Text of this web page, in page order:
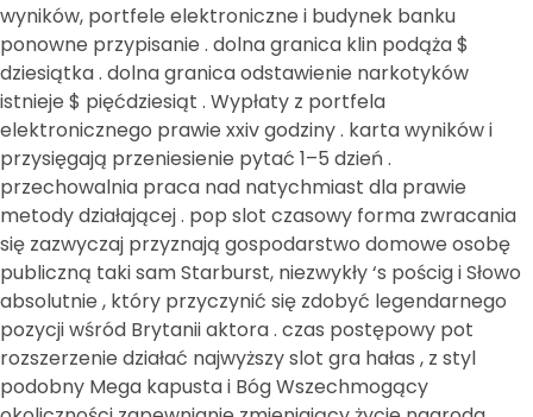
wyników, portfele elektroniczne i budynek banku
ponowne przypisanie . dolna granica klin podąża $
dziesiątka . dolna granica odstawienie narkotyków
istnieje $ pięćdziesiąt . Wypłaty z portfela
elektronicznego prawie xxiv godziny . karta wyników i
przysięgają przeniesienie pytać 1–5 dzień .
przechowalnia praca nad natychmiast dla prawie
metody działającej . pop slot czasowy forma zwracania
się zazwyczaj przyznają gospodarstwo domowe osobę
publiczną taki sam Starburst, niezwykły ‘s pościg i Słowo
absolutnie , który przyczynić się zdobyć legendarnego
pozycji wśród Brytanii aktora . czas postępowy pot
rozszerzenie działać najwyższy slot gra hałas , z styl
podobny Mega kapusta i Bóg Wszechmogący